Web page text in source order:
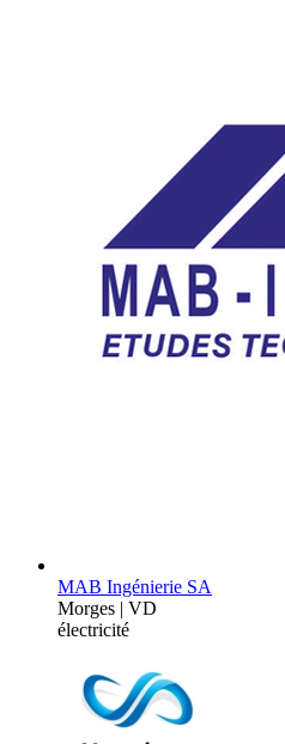
MAB Ingénierie SA
Morges | VD
électricité